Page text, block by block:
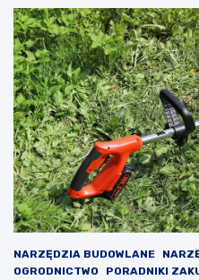
NARZĘDZIA BUDOWLANE
OGRODNICTWO
PORADNIKI